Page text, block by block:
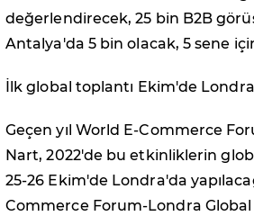
değerlendirecek, 25 bin B2B
Antalya'da 5 bin olacak, 5 sene
İlk global toplantı Ekim'de
Geçen yıl World E-Commerce
Nart, 2022'de bu etkinliklerin
25-26 Ekim'de Londra'da
Commerce Forum-Londra